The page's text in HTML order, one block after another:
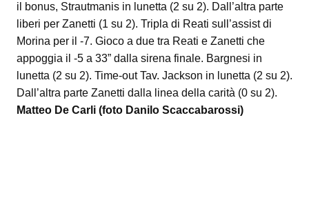
il bonus, Strautmanis in lunetta (2 su 2). Dall’altra parte
liberi per Zanetti (1 su 2). Tripla di Reati sull’assist di
Morina per il -7. Gioco a due tra Reati e Zanetti che
appoggia il -5 a 33” dalla sirena finale. Bargnesi in
lunetta (2 su 2). Time-out Tav. Jackson in lunetta (2 su 2).
Dall’altra parte Zanetti dalla linea della carità (0 su 2).
Matteo De Carli (foto Danilo Scaccabarossi)